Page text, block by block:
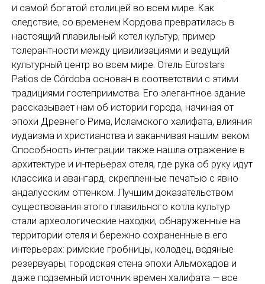
и самой богатой столицей во всем мире. Как
следствие, со временем Кордова превратилась в
настоящий плавильный котел культур, пример
толерантности между цивилизациями и ведущий
культурный центр во всем мире. Отель Eurostars
Patios de Córdoba основан в соответствии с этими
традициями гостеприимства. Его элегантное здание
рассказывает нам об истории города, начиная от
эпохи Древнего Рима, Исламского халифата, влияния
иудаизма и христианства и заканчивая нашим веком.
Способность интеграции также нашла отражение в
архитектуре и интерьерах отеля, где рука об руку идут
классика и авангард, скрепленные печатью с явно
андалусским оттенком. Лучшим доказательством
существования этого плавильного котла культур
стали археологические находки, обнаруженные на
территории отеля и бережно сохраненные в его
интерьерах: римские гробницы, колодец, водяные
резервуары, городская стена эпохи Альмохадов и
даже подземный источник времен халифата — все